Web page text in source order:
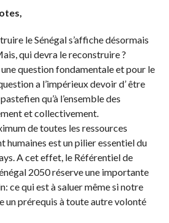
le Sénégal s’affiche désormais
qui devra le reconstruire ?
question fondamentale et pour le
a l’impérieux devoir d’ être
qu’à l’ensemble des
et collectivement.
de toutes les ressources
humaines est un pilier essentiel du
A cet effet, le Référentiel de
2050 réserve une importante
ce qui est à saluer même si notre
un prérequis à toute autre volonté